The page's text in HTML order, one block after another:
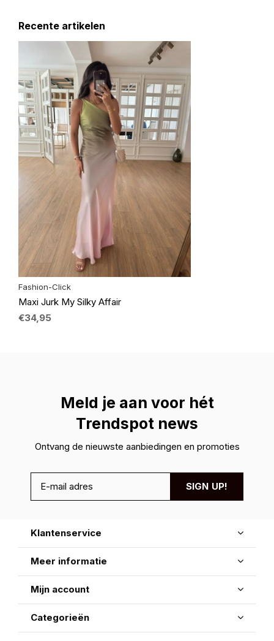
Recente artikelen
Fashion-Click
Maxi Jurk My Silky Affair
€34,95
Meld je aan voor hét
Trendspot news
Ontvang de nieuwste aanbiedingen en promoties
SIGN UP!
Klantenservice
Meer informatie
Mijn account
Categorieën